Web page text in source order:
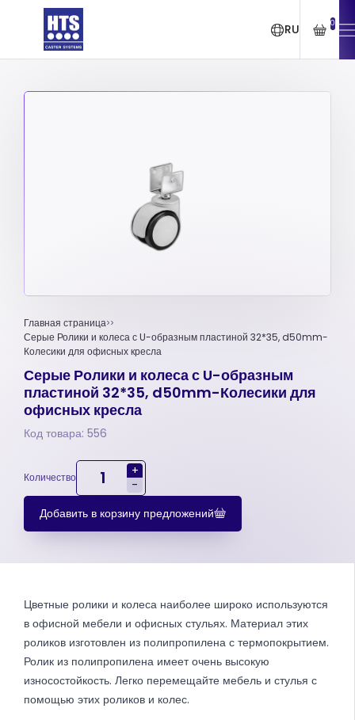
RU 0
Главная страница
Серые Ролики и колеса с U-образным пластиной 32*35, d50mm-
Колесики для офисных кресла
Серые Ролики и колеса с U-образным
пластиной 32*35, d50mm-Колесики для
офисных кресла
Код товара: 556
Количество
+
-
Добавить в корзину предложений
Цветные ролики и колеса наиболее широко используются
в офисной мебели и офисных стульях. Материал этих
роликов изготовлен из полипропилена с термопокрытием.
Ролик из полипропилена имеет очень высокую
износостойкость. Легко перемещайте мебель и стулья с
помощью этих роликов и колес.